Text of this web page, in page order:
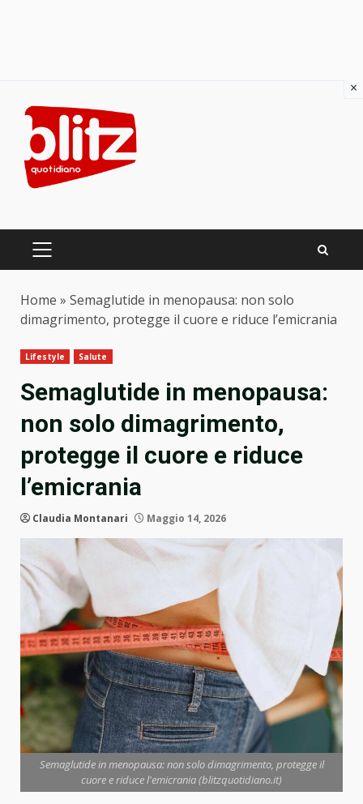
content
PRIMARY
Home » Semaglutide in menopausa: non solo
dimagrimento, protegge il cuore e riduce l’emicrania
Lifestyle Salute
Semaglutide in menopausa:
non solo dimagrimento,
protegge il cuore e riduce
l’emicrania
Claudia Montanari Maggio 14, 2026
Semaglutide in menopausa: non solo dimagrimento, protegge il
cuore e riduce l'emicrania (blitzquotidiano.it)
×